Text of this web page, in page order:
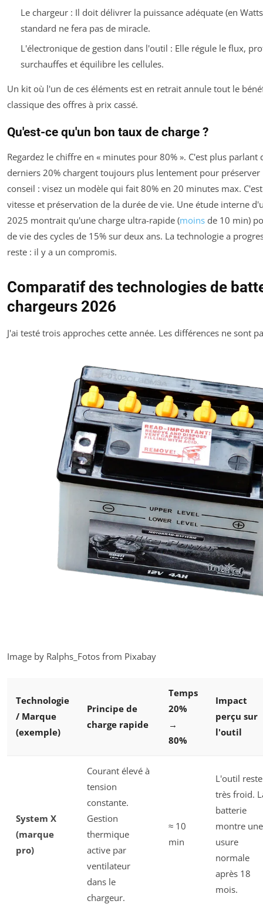
Le chargeur : Il doit délivrer la puissance adéquate (en
standard ne fera pas de miracle.
L'électronique de gestion dans l'outil : Elle régule le flux,
surchauffes et équilibre les cellules.
Un kit où l'un de ces éléments est en retrait annule tout le
classique des offres à prix cassé.
Qu'est-ce qu'un bon taux de charge ?
Regardez le chiffre en « minutes pour 80% ». C'est plus parlant
derniers 20% chargent toujours plus lentement pour
conseil : visez un modèle qui fait 80% en 20 minutes max.
vitesse et préservation de la durée de vie. Une étude interne
2025 montrait qu'une charge ultra-rapide (moins de 10 min)
de vie des cycles de 15% sur deux ans. La technologie a
reste : il y a un compromis.
Comparatif des technologies de
chargeurs 2026
J'ai testé trois approches cette année. Les différences ne sont
Image by Ralphs_Fotos from Pixabay
Technologie
/ Marque
(exemple)
Principe de
charge rapide
Temps
20%
→
80%
Impact
perçu sur
l'outil
System X
(marque
pro)
Courant élevé à
tension
constante.
Gestion
thermique
active par
ventilateur
dans le
chargeur.
≈ 10
min
L'outil reste
très froid.
batterie
montre une
usure
normale
après 18
mois.